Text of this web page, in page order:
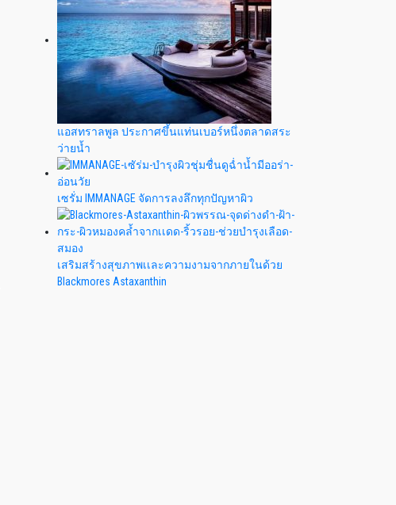
แอสทราลพูล ประกาศขึ้นแท่นเบอร์หนึ่งตลาดสระ
ว่ายน้ำ
เซรั่ม IMMANAGE จัดการลงลึกทุกปัญหาผิว
เสริมสร้างสุขภาพเเละความงามจากภายในด้วย
Blackmores Astaxanthin